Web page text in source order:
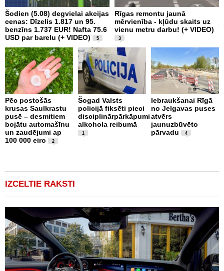
Šodien (5.08) degvielai akcijas
cenas: Dīzelis 1.817 un 95.
benzīns 1.737 EUR! Nafta 75.6
USD par barelu (+ VIDEO)
5
Rīgas remontu jaunā
mērvienība - kļūdu skaits uz
vienu metru darbu! (+ VIDEO)
3
Pēc postošās
krusas Saulkrastu
pusē – desmitiem
bojātu automašīnu
un zaudējumi ap
100 000 eiro
2
Šogad Valsts
policijā fiksēti pieci
disciplinārpārkāpumi
alkohola reibumā
1
Iebraukšanai Rīgā
no Jelgavas puses
atvērs
jaunuzbūvēto
pārvadu
4
IZCELTIE RAKSTI